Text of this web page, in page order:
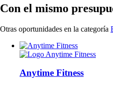
Con el mismo
Otras oportunidades en la categoría
Anytime Fitness